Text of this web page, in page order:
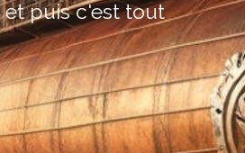
et puis c'est tout